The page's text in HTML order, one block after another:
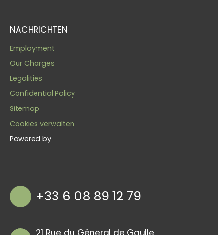
NACHRICHTEN
Employment
Our Charges
Legalities
Confidential Policy
Sitemap
Cookies verwalten
Powered by
+33 6 08 89 12 79
21 Rue du Géneral de Gaulle